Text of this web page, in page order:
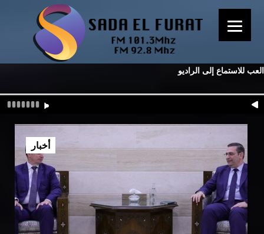
العب للاستماع إلى الراديو
أخبار